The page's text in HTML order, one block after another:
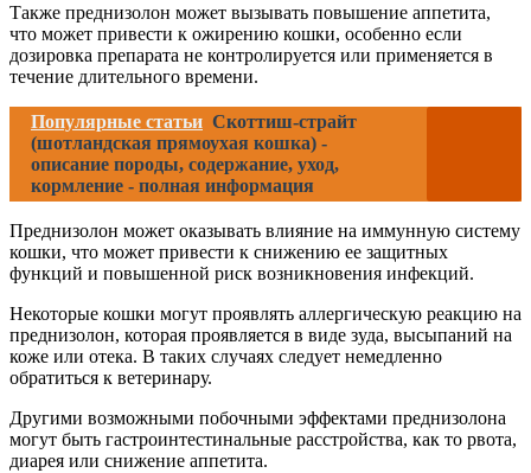
Также преднизолон может вызывать повышение аппетита,
что может привести к ожирению кошки, особенно если
дозировка препарата не контролируется или применяется в
течение длительного времени.
Популярные статьи Скоттиш-страйт
(шотландская прямоухая кошка) -
описание породы, содержание, уход,
кормление - полная информация
Преднизолон может оказывать влияние на иммунную систему
кошки, что может привести к снижению ее защитных
функций и повышенной риск возникновения инфекций.
Некоторые кошки могут проявлять аллергическую реакцию на
преднизолон, которая проявляется в виде зуда, высыпаний на
коже или отека. В таких случаях следует немедленно
обратиться к ветеринару.
Другими возможными побочными эффектами преднизолона
могут быть гастроинтестинальные расстройства, как то рвота,
диарея или снижение аппетита.